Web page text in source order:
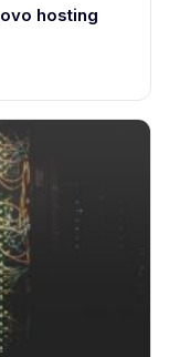
hosting